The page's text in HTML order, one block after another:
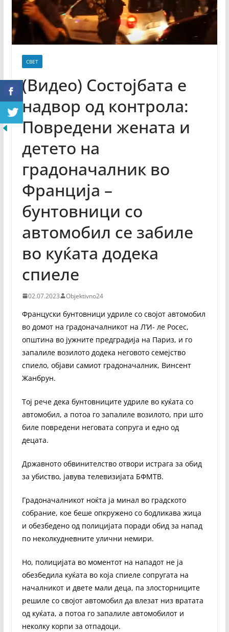
СВЕТ
(Видео) Состојбата е
надвор од контрола:
Повредени жената и
детето на
градоначалник во
Франција –
бунтовници со
автомобил се забиле
во куќата додека
спиеле
02.07.2023 Objektivno24
Француски бунтовници удриле со својот автомобил
во домот на градоначалникот на Л’И- ле Росес,
општина во јужните предградија на Париз, и го
запалиле возилото додека неговото семејство
спиело, објави самиот градоначалник, Винсент
Жанбрун.
Тој рече дека бунтовниците удриле во куќата со
автомобил, а потоа го запалиле возилото, при што
биле повредени неговата сопруга и едно од
децата.
Државното обвинителство отвори истрага за обид
за убиство, јавува телевизијата БФМТВ.
Градоначалникот ноќта ја минал во градското
собрание, кое беше опкружено со бодликава жица
и обезбедено од полицијата поради обид за напад
по неколкудневните улични немири.
Но, полицијата во моментот на нападот не ја
обезбедила куќата во која спиеле сопругата на
началникот и двете мали деца, па злосторниците
решиле со својот автомобил да влезат низ вратата
од куќата, а потоа го запалиле автомобилот и
неколку корпи за отпадоци.